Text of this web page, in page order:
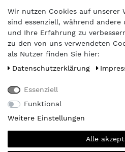
BESUCHEN SIE UNS:
Wir nutzen Cookies auf unserer
sind essenziell, während andere
und Ihre Erfahrung zu
zu den von uns verwendeten
als Nutzer finden Sie hier:
Daten­schutz­erklärung
Essenziell
Funktional
Weitere Einstellungen
Alle